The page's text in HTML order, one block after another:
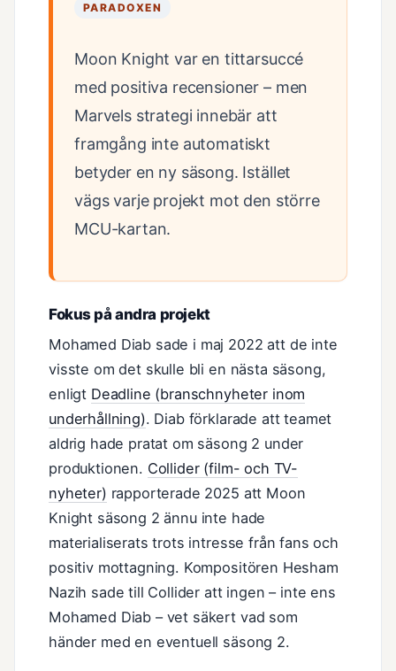
PARADOXEN
Moon Knight var en tittarsuccé
med positiva recensioner – men
Marvels strategi innebär att
framgång inte automatiskt
betyder en ny säsong. Istället
vägs varje projekt mot den större
MCU-kartan.
Fokus på andra projekt
Mohamed Diab sade i maj 2022 att de inte
visste om det skulle bli en nästa säsong,
enligt Deadline (branschnyheter inom
underhållning). Diab förklarade att teamet
aldrig hade pratat om säsong 2 under
produktionen. Collider (film- och TV-
nyheter) rapporterade 2025 att Moon
Knight säsong 2 ännu inte hade
materialiserats trots intresse från fans och
positiv mottagning. Kompositören Hesham
Nazih sade till Collider att ingen – inte ens
Mohamed Diab – vet säkert vad som
händer med en eventuell säsong 2.